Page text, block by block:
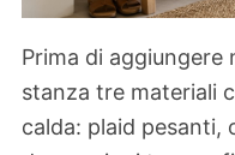
Prima di aggiungere
stanza tre materiali
calda: plaid pesanti,